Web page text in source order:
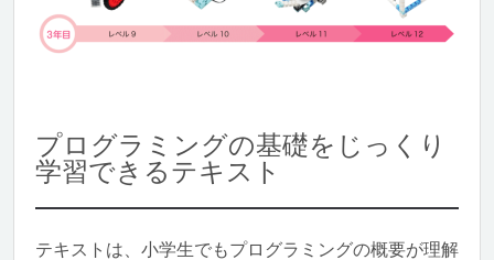
プログラミングの基礎をじっくり
学習できるテキスト
テキストは、小学生でもプログラミングの概要が理解